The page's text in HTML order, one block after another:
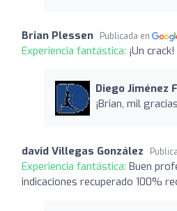
Brian Plessen Publicada en
Experiencia fantástica: ¡Un crack!
Diego Jiménez
¡Brian, mil
david Villegas González
Experiencia fantástica: Buen
indicaciones recuperado 100%